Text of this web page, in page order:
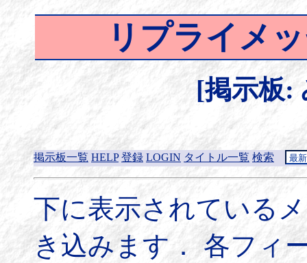
リプライメ
[掲示板:
掲示板一覧 HELP 登録 LOGIN タイトル一覧 検索
下に表示されている
き込みます． 各フィ